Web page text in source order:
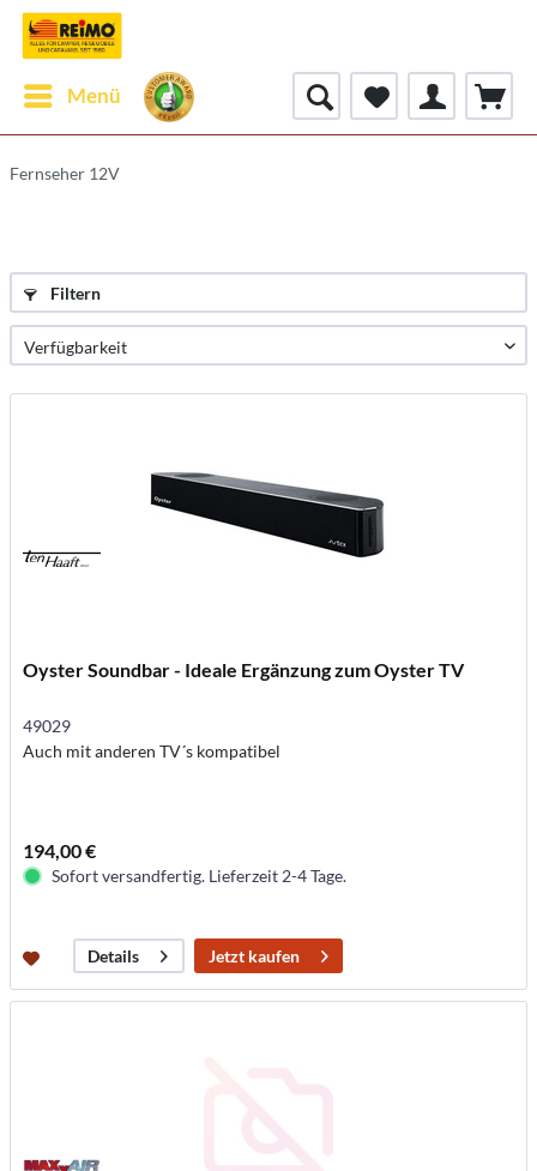
Menü
Fernseher 12V
Filtern
Oyster Soundbar - Ideale Ergänzung zum Oyster TV
49029
Auch mit anderen TV´s kompatibel
194,00 €
Sofort versandfertig. Lieferzeit 2-4 Tage.
Details Jetzt kaufen